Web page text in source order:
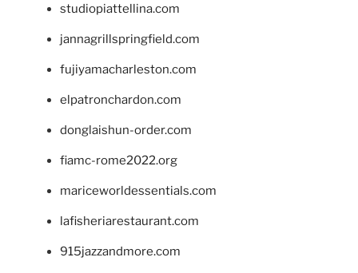
studiopiattellina.com
jannagrillspringfield.com
fujiyamacharleston.com
elpatronchardon.com
donglaishun-order.com
fiamc-rome2022.org
mariceworldessentials.com
lafisheriarestaurant.com
915jazzandmore.com